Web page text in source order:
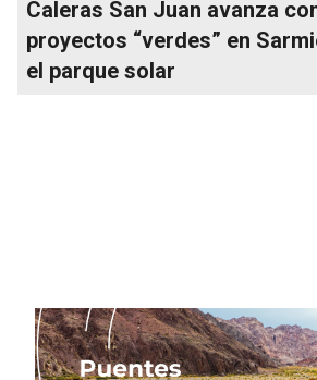
Caleras San Juan avanza
proyectos “verdes” en
el parque solar